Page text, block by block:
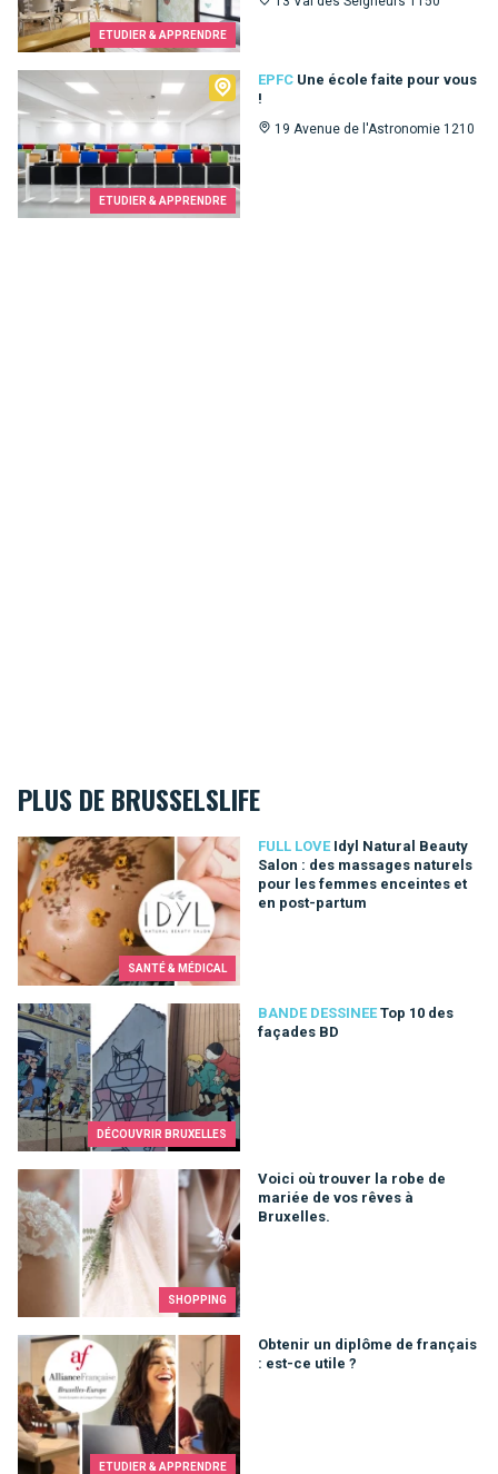
ETUDIER & APPRENDRE
ETUDIER & APPRENDRE
EPFC Une école faite pour vous
!
19 Avenue de l'Astronomie 1210
EPFC
PLUS DE BRUSSELSLIFE
SANTÉ & MÉDICAL
FULL LOVE Idyl Natural Beauty
Salon : des massages naturels
pour les femmes enceintes et
en post-partum
Idyl Natural Beauty Salon : des massages naturels pour les
DÉCOUVRIR BRUXELLES
BANDE DESSINEE Top 10 des
façades BD
Top 10 des façades BD
SHOPPING
Voici où trouver la robe de
mariée de vos rêves à
Bruxelles.
Voici où trouver la robe de mariée de vos rêves à Bruxelles.
ETUDIER & APPRENDRE
Obtenir un diplôme de français
: est-ce utile ?
Obtenir un diplôme de français : est-ce utile ?